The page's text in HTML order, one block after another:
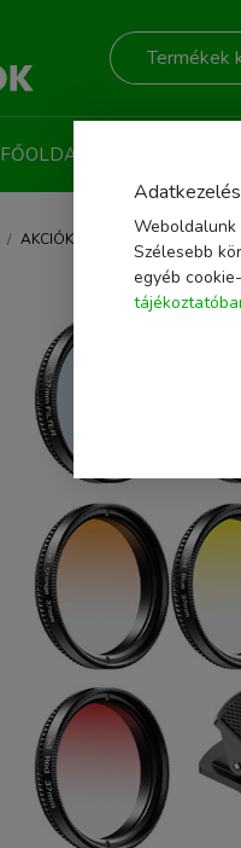
FŐOLDAL
AKCIÓKAMERA, MOBILTELEFON
Weboldalunk
Szélesebb
egyéb